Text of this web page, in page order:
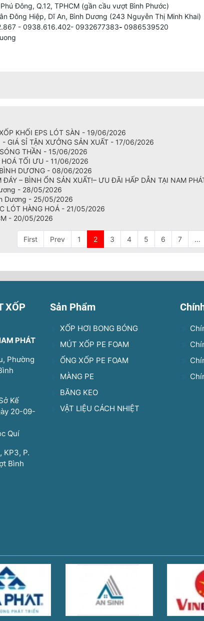
Đông, Q.12, TPHCM (gần cầu vượt Bình Phước)
Đông Hiệp, Dĩ An, Bình Dương (243 Nguyễn Thị Minh Khai)
- 0938.616.402- 0932677383- 0986539520
KHỐI EPS LÓT SÀN - 19/06/2026
- GIÁ SỈ TẬN XƯỞNG SẢN XUẤT - 17/06/2026
THẦN - 15/06/2026
HOÁ TỐI ƯU - 11/06/2026
DƯƠNG - 08/06/2026
ĐÁY – BÌNH ỔN SẢN XUẤT!– ƯU ĐÃI HẤP DẪN TẠI NAM
- 28/05/2026
Dương - 25/05/2026
LÓT HÀNG HOÁ - 21/05/2026
- 20/05/2026
First Prev 1 2 3 4 5 6 7 ...
XỐP
PHÁT
Phường
Kế
20-09-
Quí
KP3, P.
Bình
Sản Phẩm
XỐP HƠI BONG BÓNG
MÚT XỐP PE FOAM
ỐNG XỐP PE FOAM
MÀNG PE
BĂNG KEO
VẬT LIỆU CÁCH NHIỆT